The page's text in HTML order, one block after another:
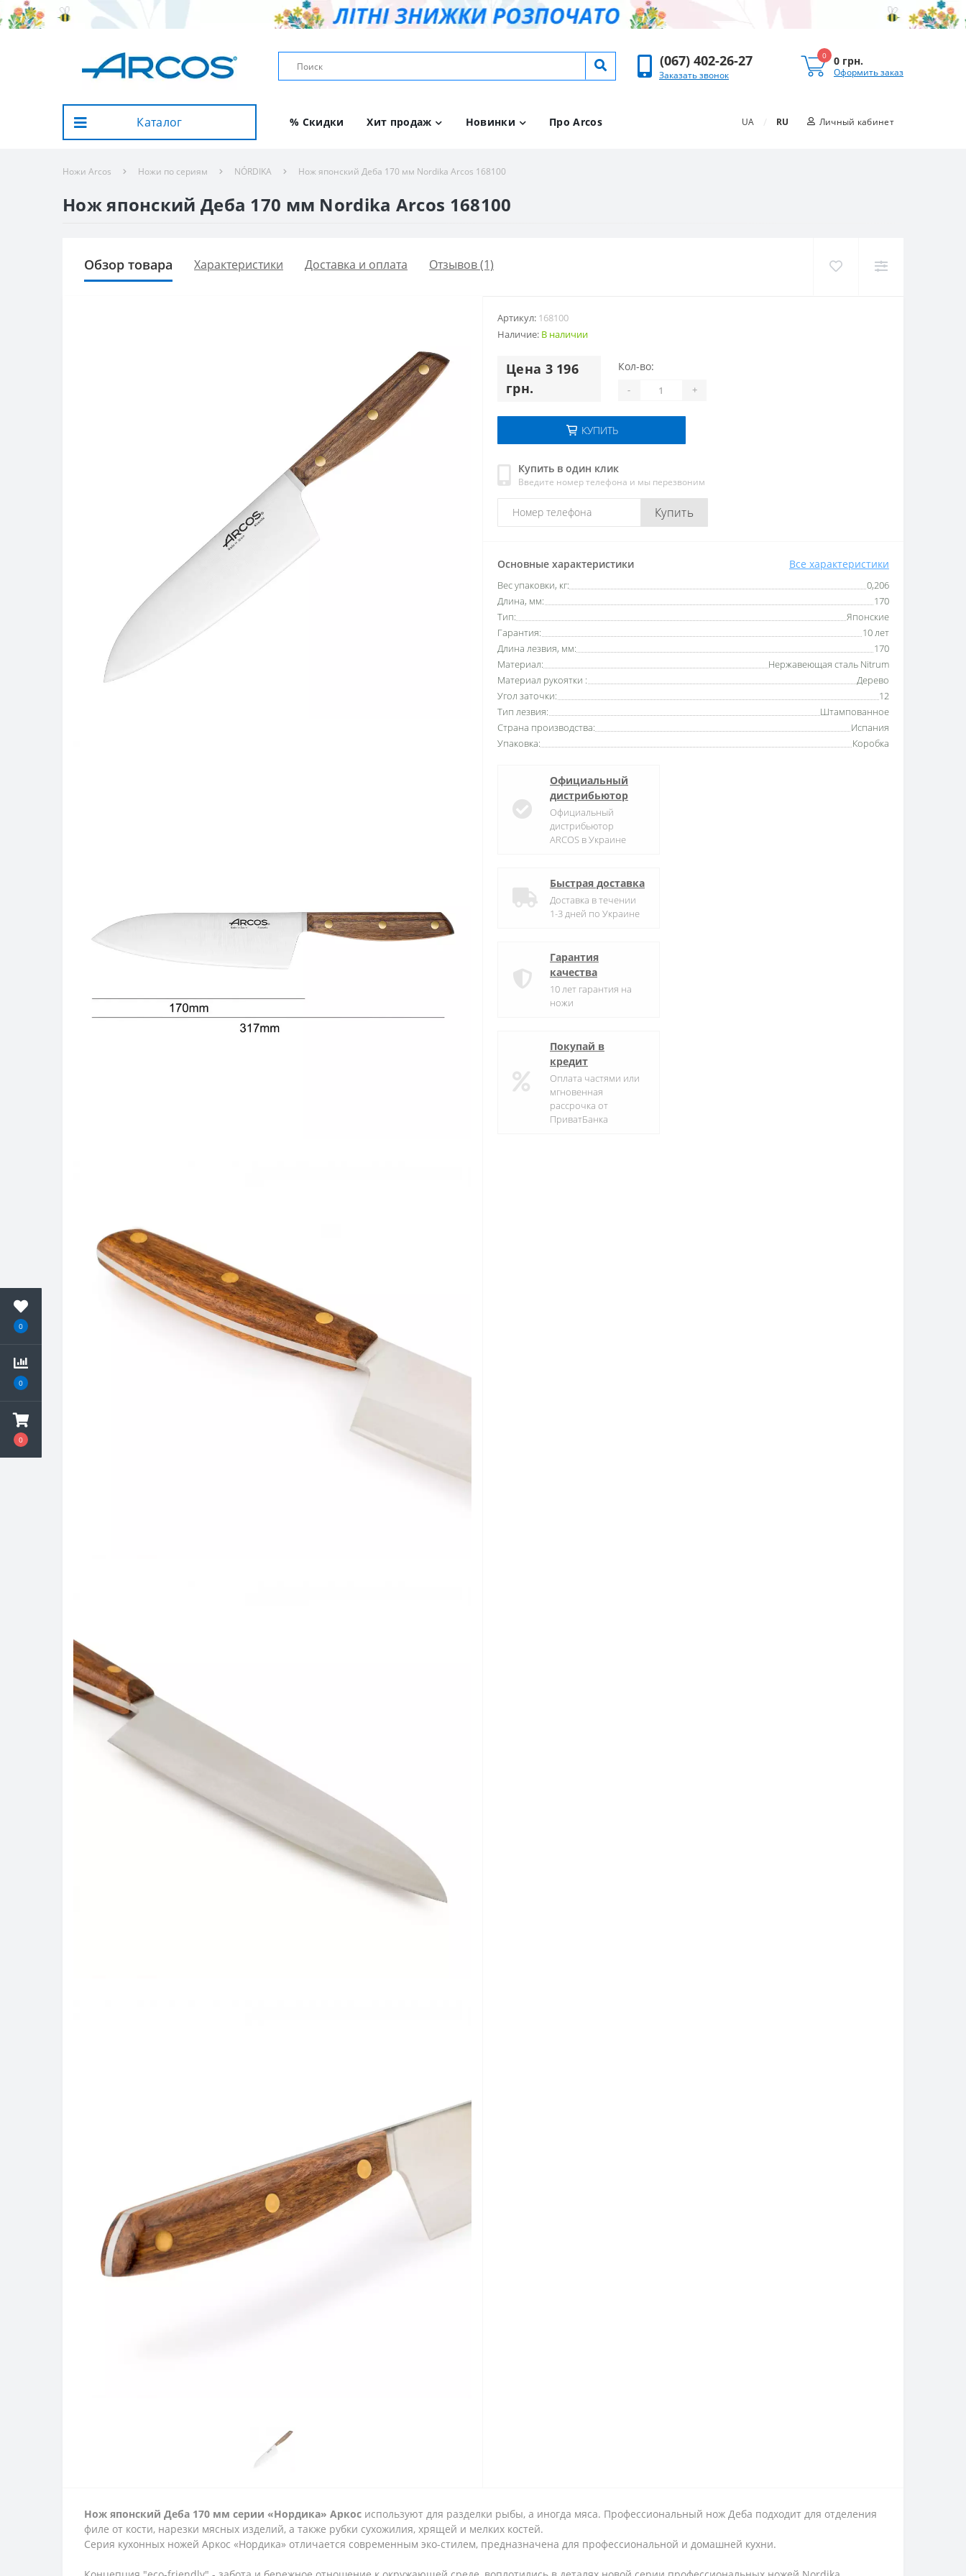
0
0
0
(067) 402-26-27
Заказать звонок
0 0 грн.
Оформить заказ
Каталог % Скидки Хит продаж Новинки Про Arcos UA / RU Личный кабинет
Ножи Arcos Ножи по сериям NÓRDIKA Нож японский Деба 170 мм Nordika Arcos 168100
Нож японский Деба 170 мм Nordika Arcos 168100
Обзор товара Характеристики Доставка и оплата Отзывов (1)
Артикул: 168100
Наличие: В наличии
Цена 3 196
грн.
Кол-во:
- +
КУПИТЬ
Купить в один клик
Введите номер телефона и мы перезвоним
Купить
Основные характеристики Все характеристики
Вес упаковки, кг:
0,206
Длина, мм:
170
Тип:
Японские
Гарантия:
10 лет
Длина лезвия, мм:
170
Материал:
Нержавеющая сталь Nitrum
Материал рукоятки :
Дерево
Угол заточки:
12
Тип лезвия:
Штампованное
Страна производства:
Испания
Упаковка:
Коробка
Официальный
дистрибьютор
Официальный
дистрибьютор
ARCOS в Украине
Быстрая доставка
Доставка в течении
1-3 дней по Украине
Гарантия
качества
10 лет гарантия на
ножи
Покупай в
кредит
Оплата частями или
мгновенная
рассрочка от
ПриватБанка
Нож японский Деба 170 мм серии «Нордика» Аркос используют для разделки рыбы, а иногда мяса. Профессиональный нож Деба подходит для отделения
филе от кости, нарезки мясных изделий, а также рубки сухожилия, хрящей и мелких костей.
Серия кухонных ножей Аркос «Нордика» отличается современным эко-стилем, предназначена для профессиональной и домашней кухни.